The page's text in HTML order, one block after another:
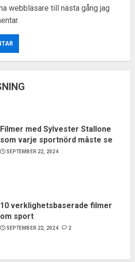
webbläsare till nästa gång jag
Filmer med Sylvester Stallone
som varje sportnörd måste se
SEPTEMBER 22, 2024
10 verklighetsbaserade filmer
om sport
SEPTEMBER 22, 2024 2